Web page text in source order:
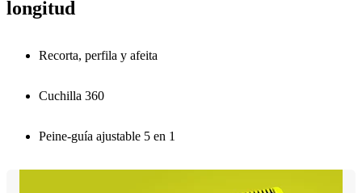
longitud
Recorta, perfila y afeita
Cuchilla 360
Peine-guía ajustable 5 en 1